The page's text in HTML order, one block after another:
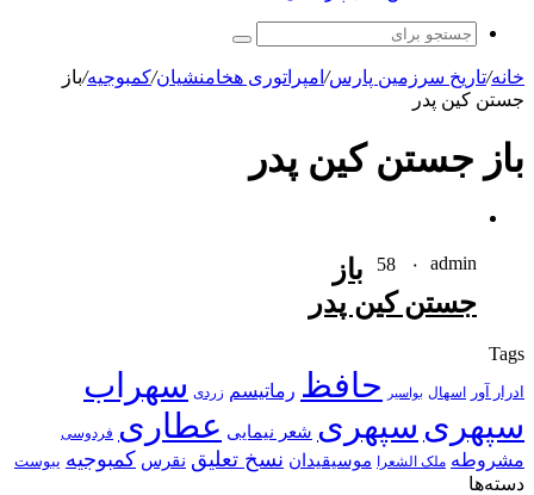
جستجو
برای
خانه/تاریخ سرزمین پارس/ امپراتوری هخامنشیان/کمبوجیه/باز
جستن کین پدر
باز جستن کین پدر
admin ۰
باز
جستن کین پدر
Tags
ادرار آور اسهال بواسیر حافظ رماتیسم زردی سهراب
سپهری سپهری شعر نیمایی عطاری فردوسی
مشروطه ملک الشعرا موسیقیدان نسخ تعلیق نقرس کمبوجیه یبوست
دسته‌ها